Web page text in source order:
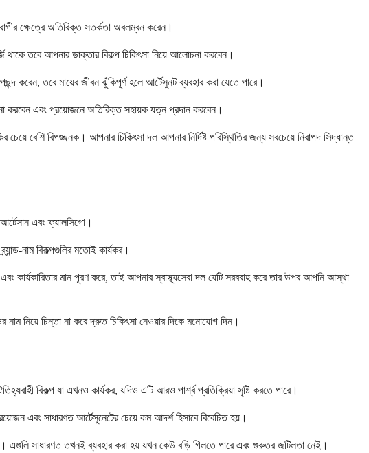
ক্ষেত্রে অতিরিক্ত সতর্কতা অবলম্বন করেন।
তবে আপনার ডাক্তার বিকল্প চিকিৎসা নিয়ে আলোচনা করবেন।
করেন, তবে মায়ের জীবন ঝুঁকিপূর্ণ হলে আর্টেসুনট ব্যবহার করা যেতে পারে।
করবেন এবং প্রয়োজনে অতিরিক্ত সহায়ক যত্ন প্রদান করবেন।
বেশি বিপজ্জনক। আপনার চিকিৎসা দল আপনার নির্দিষ্ট পরিস্থিতির জন্য সবচেয়ে নিরাপদ সিদ্ধান্ত
আর্টেসান এবং ফ্যালসিগো।
নাম বিকল্পগুলির মতোই কার্যকর।
মান পূরণ করে, তাই আপনার স্বাস্থ্যসেবা দল যেটি সরবরাহ করে তার উপর আপনি আস্থা
নাম নিয়ে চিন্তা না করে দ্রুত চিকিৎসা নেওয়ার দিকে মনোযোগ দিন।
বিকল্প যা এখনও কার্যকর, যদিও এটি আরও পার্শ্ব প্রতিক্রিয়া সৃষ্টি করতে পারে।
এবং সাধারণত আর্টেসুনেটের চেয়ে কম আদর্শ হিসাবে বিবেচিত হয়।
এগুলি সাধারণত তখনই ব্যবহার করা হয় যখন কেউ বড়ি গিলতে পারে এবং গুরুতর জটিলতা নেই।